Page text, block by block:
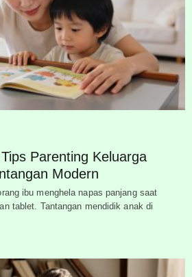
Parenting Keluarga
Modern
ibu menghela napas panjang saat
tablet. Tantangan mendidik anak di